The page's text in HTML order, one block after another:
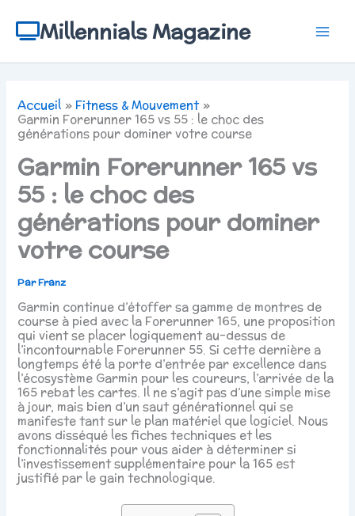
contenuMillennials Magazine
Accueil
Fitness & Mouvement
Garmin Forerunner 165 vs 55 : le choc des
générations pour dominer votre course
Garmin Forerunner 165 vs
55 : le choc des
générations pour dominer
votre course
ParFranz
Garmin continue d’étoffer sa gamme de montres de
course à pied avec la Forerunner 165, une proposition
qui vient se placer logiquement au-dessus de
l’incontournable Forerunner 55. Si cette dernière a
longtemps été la porte d’entrée par excellence dans
l’écosystème Garmin pour les coureurs, l’arrivée de la
165 rebat les cartes. Il ne s’agit pas d’une simple mise
à jour, mais bien d’un saut générationnel qui se
manifeste tant sur le plan matériel que logiciel. Nous
avons disséqué les fiches techniques et les
fonctionnalités pour vous aider à déterminer si
l’investissement supplémentaire pour la 165 est
justifié par le gain technologique.